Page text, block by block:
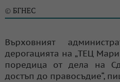
© БГНЕС
Върховният
дерогацията на „ТЕЦ
поредица от дела на
достъп до правосъдие“,